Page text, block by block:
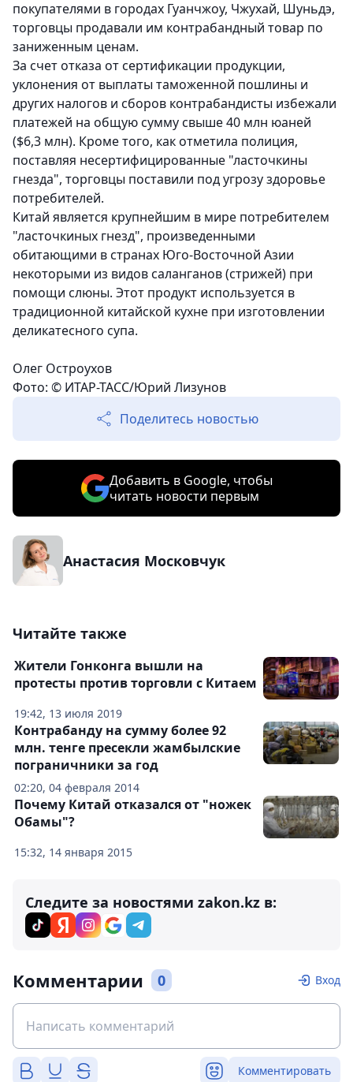
покупателями в городах Гуанчжоу, Чжухай, Шуньдэ,
торговцы продавали им контрабандный товар по
заниженным ценам.
За счет отказа от сертификации продукции,
уклонения от выплаты таможенной пошлины и
других налогов и сборов контрабандисты избежали
платежей на общую сумму свыше 40 млн юаней
($6,3 млн). Кроме того, как отметила полиция,
поставляя несертифицированные "ласточкины
гнезда", торговцы поставили под угрозу здоровье
потребителей.
Китай является крупнейшим в мире потребителем
"ласточкиных гнезд", произведенными
обитающими в странах Юго-Восточной Азии
некоторыми из видов саланганов (стрижей) при
помощи слюны. Этот продукт используется в
традиционной китайской кухне при изготовлении
деликатесного супа.
Олег Остроухов
Фото: © ИТАР-ТАСС/Юрий Лизунов
Поделитесь новостью
Добавить в Google, чтобы
читать новости первым
Анастасия Московчук
Читайте также
19:42, 13 июля 2019
Жители Гонконга вышли на
протесты против торговли с Китаем
02:20, 04 февраля 2014
Контрабанду на сумму более 92
млн. тенге пресекли жамбылские
пограничники за год
15:32, 14 января 2015
Почему Китай отказался от "ножек
Обамы"?
Следите за новостями zakon.kz в:
Комментарии 0 Вход
Комментировать